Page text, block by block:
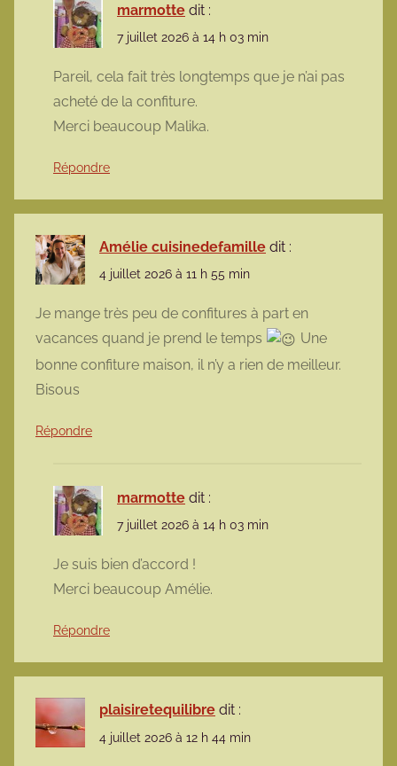
marmotte dit :
7 juillet 2026 à 14 h 03 min
Pareil, cela fait très longtemps que je n’ai pas
acheté de la confiture.
Merci beaucoup Malika.
Répondre
Amélie cuisinedefamille dit :
4 juillet 2026 à 11 h 55 min
Je mange très peu de confitures à part en
vacances quand je prend le temps
Une
bonne confiture maison, il n’y a rien de meilleur.
Bisous
Répondre
marmotte dit :
7 juillet 2026 à 14 h 03 min
Je suis bien d’accord !
Merci beaucoup Amélie.
Répondre
plaisiretequilibre dit :
4 juillet 2026 à 12 h 44 min